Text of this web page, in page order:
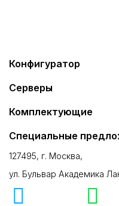
Конфигуратор
Серверы
Комплектующие
Специальные
127495, г. Москва,
ул. Бульвар Академика